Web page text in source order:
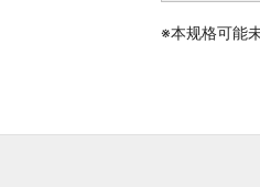
※本规格可能